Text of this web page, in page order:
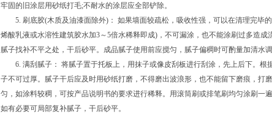
牢固的旧涂层用砂纸打毛;不耐水的涂层应全部铲除。
5. 刷底胶(木质及油漆面除外)： 如果墙面较疏松，吸收性强，可以在清理完毕
烯酸乳液或水溶性建筑胶水加3～5倍水稀释即成)，不可漏涂，也不能涂刷过多造
腻子找补不平之处，干后砂平。成品腻子使用前应搅匀，腻子偏稠时可酌量加清水调
6. 满刮腻子： 将腻子置于托板上，用抹子或像皮刮板进行刮涂，先上后下。根
子不可过厚。腻子干后应及时用砂纸打磨，不得磨出波浪形，也不能留下磨痕，打
匀，如涂料较稠，可按产品说明书的要求进行稀释。用滚筒刷或排笔刷均匀涂刷一
如有必要可局部复补腻子，干后砂平。